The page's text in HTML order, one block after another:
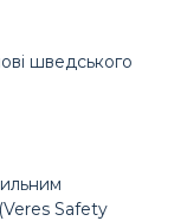
шведського
Safety